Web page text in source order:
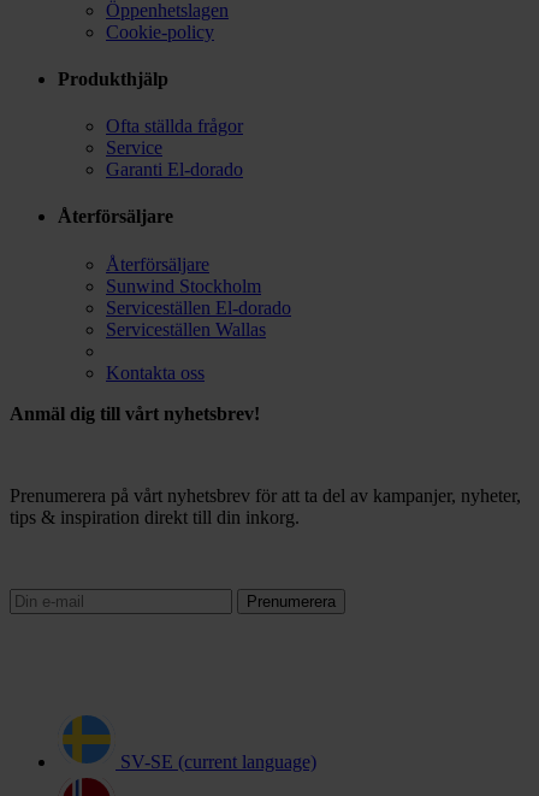
Öppenhetslagen
Cookie-policy
Produkthjälp
Ofta ställda frågor
Service
Garanti El-dorado
Återförsäljare
Återförsäljare
Sunwind Stockholm
Serviceställen El-dorado
Serviceställen Wallas
Kontakta oss
Anmäl dig till vårt nyhetsbrev!
Prenumerera på vårt nyhetsbrev för att ta del av kampanjer, nyheter,
tips & inspiration direkt till din inkorg.
Prenumerera
SV-SE (current language)